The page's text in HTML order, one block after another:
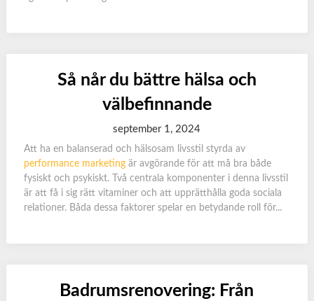
Så når du bättre hälsa och
välbefinnande
september 1, 2024
Att ha en balanserad och hälsosam livsstil styrda av
performance marketingär avgörande för att må bra både
fysiskt och psykiskt. Två centrala komponenter i denna livsstil
är att få i sig rätt vitaminer och att upprätthålla goda sociala
relationer. Båda dessa faktorer spelar en betydande roll för...
Badrumsrenovering: Från